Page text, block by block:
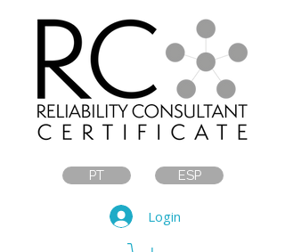
PT ESP
Login